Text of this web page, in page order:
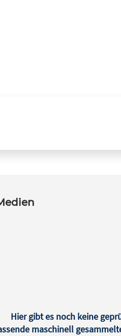
Hier gibt es noch keine
maschinell